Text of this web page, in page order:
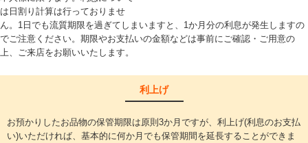
は日割り計算は行っておりませ
ん。1日でも流質期限を過ぎてしまいますと、1か月分の利息が発生しますの
でご注意ください。期限やお支払いの金額などは事前にご確認・ご用意の
上、ご来店をお願いいたします。
利上げ
お預かりしたお品物の保管期限は原則3か月ですが、利上げ(利息のお支払
い)いただければ、基本的に何か月でも保管期間を延長することができま